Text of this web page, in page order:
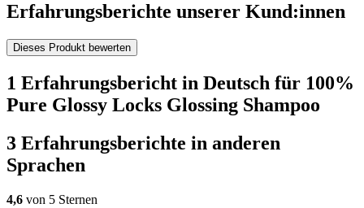
Erfahrungsberichte unserer Kund:innen
Dieses Produkt bewerten
1 Erfahrungsbericht in Deutsch für 100%
Pure Glossy Locks Glossing Shampoo
3 Erfahrungsberichte in anderen
Sprachen
4,6 von 5 Sternen